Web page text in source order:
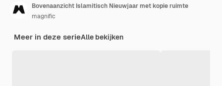
Bovenaanzicht Islamitisch Nieuwjaar met kopie ruimte
magnific
Meer in deze serieAlle bekijken